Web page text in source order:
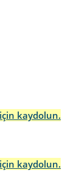
kaydolun.
kaydolun.